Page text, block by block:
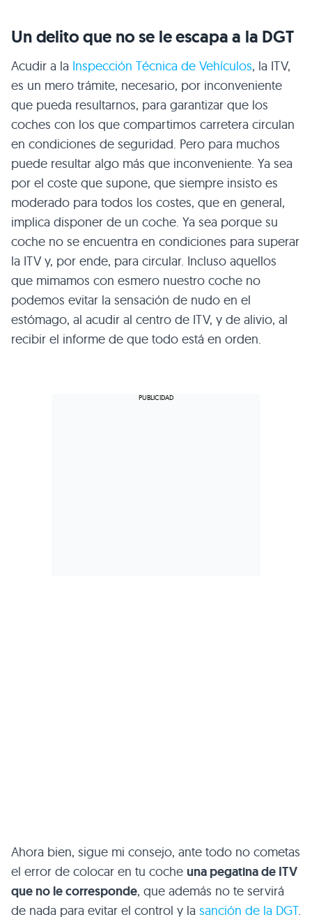
Un delito que no se le escapa a la DGT
Acudir a la Inspección Técnica de Vehículos, la ITV,
es un mero trámite, necesario, por inconveniente
que pueda resultarnos, para garantizar que los
coches con los que compartimos carretera circulan
en condiciones de seguridad. Pero para muchos
puede resultar algo más que inconveniente. Ya sea
por el coste que supone, que siempre insisto es
moderado para todos los costes, que en general,
implica disponer de un coche. Ya sea porque su
coche no se encuentra en condiciones para superar
la ITV y, por ende, para circular. Incluso aquellos
que mimamos con esmero nuestro coche no
podemos evitar la sensación de nudo en el
estómago, al acudir al centro de ITV, y de alivio, al
recibir el informe de que todo está en orden.
Ahora bien, sigue mi consejo, ante todo no cometas
el error de colocar en tu coche una pegatina de ITV
que no le corresponde, que además no te servirá
de nada para evitar el control y la sanción de la DGT.